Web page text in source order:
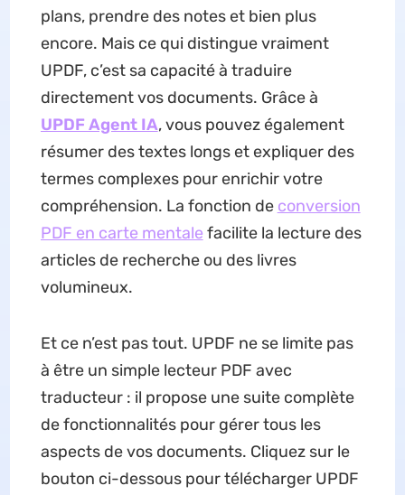
plans, prendre des notes et bien plus
encore. Mais ce qui distingue vraiment
UPDF, c’est sa capacité à traduire
directement vos documents. Grâce à
UPDF Agent IA, vous pouvez également
résumer des textes longs et expliquer des
termes complexes pour enrichir votre
compréhension. La fonction de conversion
PDF en carte mentale facilite la lecture des
articles de recherche ou des livres
volumineux.
Et ce n’est pas tout. UPDF ne se limite pas
à être un simple lecteur PDF avec
traducteur : il propose une suite complète
de fonctionnalités pour gérer tous les
aspects de vos documents. Cliquez sur le
bouton ci-dessous pour télécharger UPDF